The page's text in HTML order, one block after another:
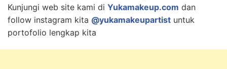
Kunjungi web site kami di Yukamakeup.com dan
follow instagram kita @yukamakeupartist untuk
portofolio lengkap kita